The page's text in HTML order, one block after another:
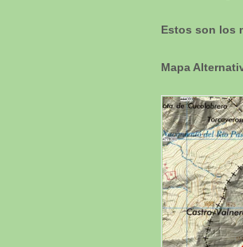
Estos son los
Mapa